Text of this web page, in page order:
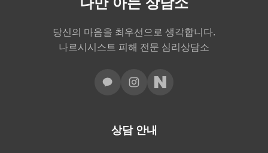
당신의 마음을 최우선으로 생각합니다.
나르시시스트 피해 전문 심리상담소
상담 안내